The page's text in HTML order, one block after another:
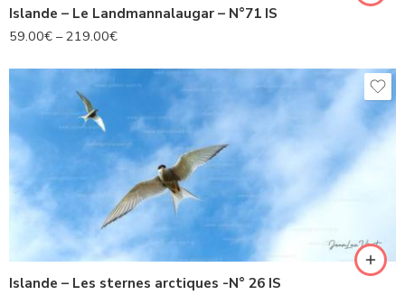
Islande – Le Landmannalaugar – N°71 IS
59.00€ –219.00€
Islande – Les sternes arctiques -N° 26 IS